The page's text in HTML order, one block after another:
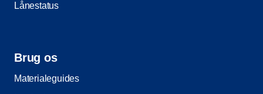
Lånestatus
Brug os
Materialeguides